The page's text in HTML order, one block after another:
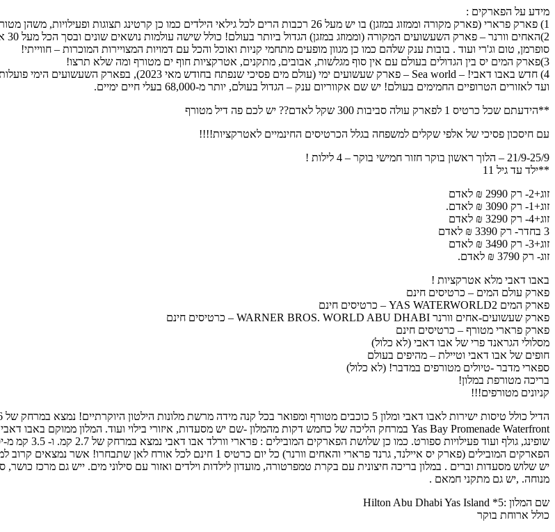
מידע על הפארקים :
1) פארק פרארי (פארק מקורה וממזוג במזגן) בו יש מעל 26 רכבות הרים לכל גילאי הילדים כמו כן קרטינג תצוגות ופעילויות, משהן מטורףףףף ייחודי בעולם כולו!
סופרמן, טום וג'רי ועוד . בובות ענק שלהם כמו כן מגוון מופעים מתחמי קניות ואוכל והכל עם דמויות המצויירות המוכרות – חווייתי!
3)פארק המים יס בין הגדולים בעולם עם אין סוף מגלשות, אבובים, מתקנים, אטרקציות חוף ים מטורף ומה שלא תרצו!
ועד לאזורים הטרופיים החמימים בעולם! יש שם אקווריום ענק – הגדול בעולם, יותר מ-68,000 בעלי חיים ימיים.
**הידעתם שכל כרטיס 1 לפארק עולה סביבות 300 שקל לאדם?? יש לכם פה דיל מטורף
עם חיסכון פסיכי של אלפי שקלים למשפחה בגלל הכרטיסים החינמיים לאטרקציות!!!!
21/9-25/9 – הלוך ראשון בוקר חזור חמישי בוקר – 4 לילות !
**ילד עד גיל 11
זוג+2- רק 2990 ₪ לאדם
זוג+1- רק 3090 ₪ לאדם.
זוג+4- רק 3290 ₪ לאדם
3 בחדר- רק 3390 ₪ לאדם
זוג+3- רק 3490 ₪ לאדם
זוג- רק 3790 ₪ לאדם.
באבו דאבי מלא אטרקציות !
פארק עולם המים – כרטיסים חינם
פארק המים YAS WATERWORLD2 – כרטיסים חינם
פארק שעשועים-אחים וורנר WARNER BROS. WORLD ABU DHABI – כרטיסים חינם
פארק פרארי מטורף – כרטיסים חינם
מסלולי הגראנד פרי של אבו דאבי (לא כלול)
חופים של אבו דאבי וטיילת – מהיפים בעולם
ספארי מדבר -טיולים מטורפים במדבר! (לא כלול)
בריכה מטורפת במלון!
קניונים מטורפים!!!
הפארקים המובילים (פארק יס איילנד, גרנד פרארי והאחים וורנר) כל יום
יש שלוש מסעדות וברים . במלון בריכה חיצונית עם בקרת טמפרטורה, מועדון לילדות וילדים ואזור עם סילוני מים. ייש גם מרכז
מנוחה. ,יש גם מתקני חמאם .
שם המלון :5* Hilton Abu Dhabi Yas Island
כולל ארוחת בוקר